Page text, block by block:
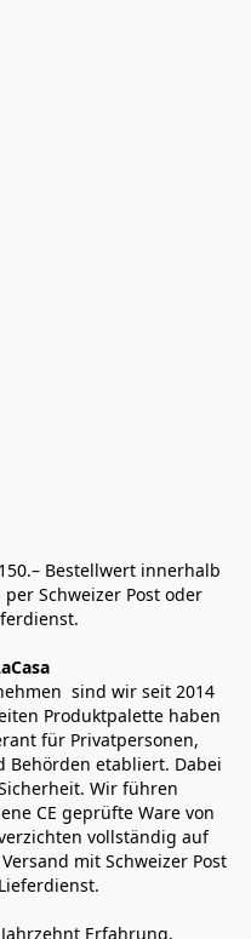
Bestellwert innerhalb
Schweizer Post oder
sind wir seit 2014
Produktpalette haben
für Privatpersonen,
Behörden etabliert. Dabei
Wir führen
CE geprüfte Ware von
vollständig auf
mit Schweizer Post
Erfahrung,